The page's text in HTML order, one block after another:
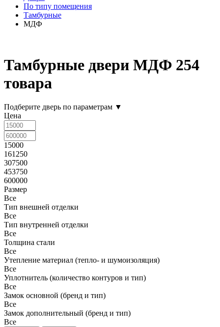
По типу помещения
Тамбурные
МДФ
Тамбурные двери МДФ 254
товара
Подберите дверь по параметрам ▼
Цена
15000
161250
307500
453750
600000
Размер
Все
Тип внешней отделки
Все
Тип внутренней отделки
Все
Толщина стали
Все
Утепление материал (тепло- и шумоизоляция)
Все
Уплотнитель (количество контуров и тип)
Все
Замок основной (бренд и тип)
Все
Замок дополнительный (бренд и тип)
Все